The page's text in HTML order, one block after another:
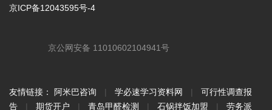
京ICP备12043595号-4
京公网安备 11010602104941号
友情链接： 阿米巴咨询 | 学必速学习资料网 |
可行性调查报
告
| 期货开户 | 青岛甲醛检测 | 石锅拌饭加盟 | 劳务派